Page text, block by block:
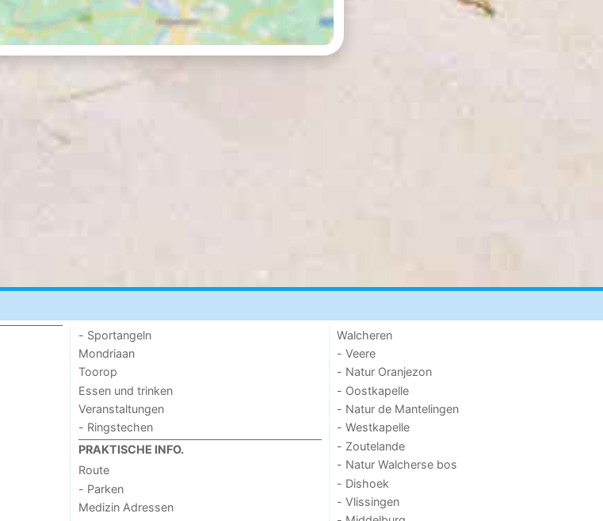
- Sportangeln
Mondriaan
Toorop
Essen und trinken
Veranstaltungen
- Ringstechen
PRAKTISCHE INFO.
Route
- Parken
Medizin Adressen
Walcheren
- Veere
- Natur Oranjezon
- Oostkapelle
- Natur de Mantelingen
- Westkapelle
- Zoutelande
- Natur Walcherse bos
- Dishoek
- Vlissingen